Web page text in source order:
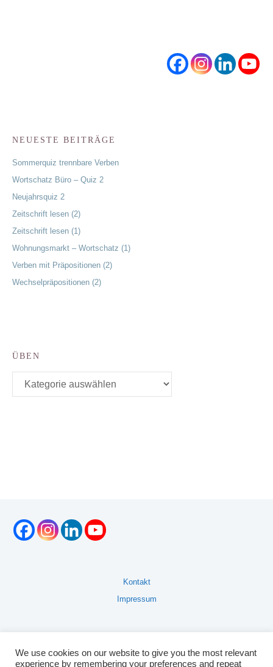
NEUESTE BEITRÄGE
Sommerquiz trennbare Verben
Wortschatz Büro – Quiz 2
Neujahrsquiz 2
Zeitschrift lesen (2)
Zeitschrift lesen (1)
Wohnungsmarkt – Wortschatz (1)
Verben mit Präpositionen (2)
Wechselpräpositionen (2)
ÜBEN
Kontakt
Impressum
We use cookies on our website to give you the most relevant
experience by remembering your preferences and repeat